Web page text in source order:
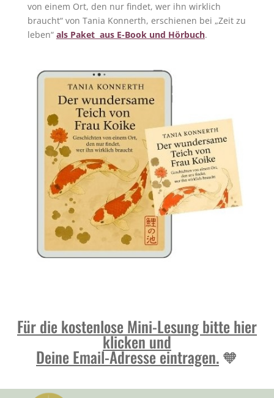
von einem Ort, den nur findet, wer ihn wirklich
braucht“ von Tania Konnerth, erschienen bei „Zeit zu
leben“ als Paket aus E-Book und Hörbuch.
Für die kostenlose Mini-Lesung bitte hier
klicken und
Deine Email-Adresse eintragen.🧡